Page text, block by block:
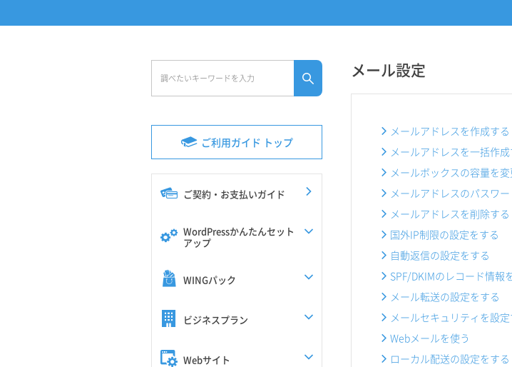
ご利用ガイド トップ
ご契約・お支払いガイド
WordPressかんたんセット
アップ
WINGパック
ビジネスプラン
Webサイト
メール設定
メールアドレスを作成する
メールアドレスを一括作成
メールボックスの容量を
メールアドレスのパスワ
メールアドレスを削除する
国外IP制限の設定をする
自動返信の設定をする
SPF/DKIMのレコード情報
メール転送の設定をする
メールセキュリティを設定
Webメールを使う
ローカル配送の設定をする